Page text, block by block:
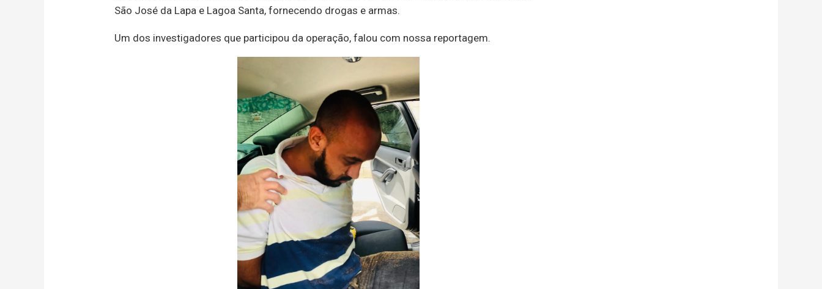
São José da Lapa e Lagoa Santa, fornecendo drogas e armas.
Um dos investigadores que participou da operação, falou com nossa reportagem.